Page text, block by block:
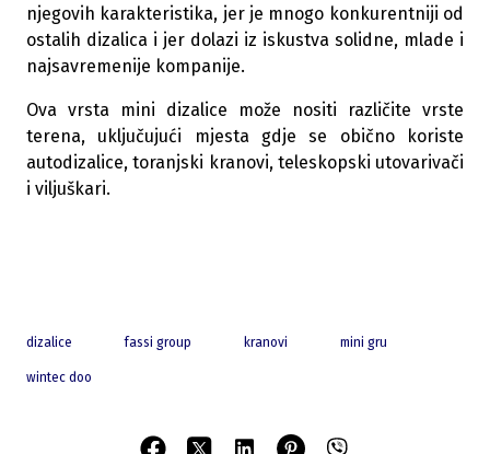
njegovih karakteristika, jer je mnogo konkurentniji od
ostalih dizalica i jer dolazi iz iskustva solidne, mlade i
najsavremenije kompanije.
Ova vrsta mini dizalice može nositi različite vrste
terena, uključujući mjesta gdje se obično koriste
autodizalice, toranjski kranovi, teleskopski utovarivači
i viljuškari.
dizalice fassi group kranovi mini gru
wintec doo